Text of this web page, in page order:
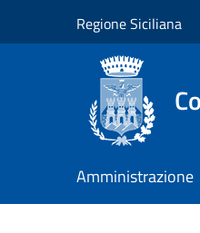
Regione Siciliana
Amministrazione